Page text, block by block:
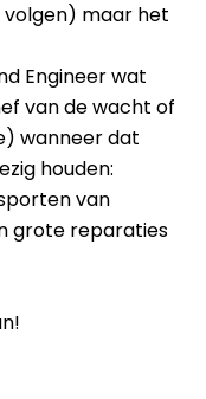
maar het
Engineer wat
van de wacht of
wanneer dat
houden:
van
grote reparaties